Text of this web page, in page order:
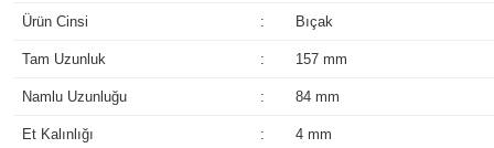
Ürün Cinsi : Bıçak
Tam Uzunluk : 157 mm
Namlu Uzunluğu : 84 mm
Et Kalınlığı : 4 mm